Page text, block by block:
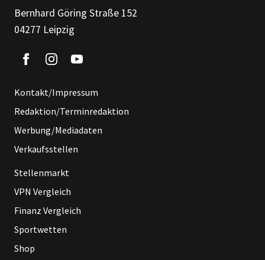
Bernhard Göring Straße 152
04277 Leipzig
Kontakt/Impressum
Redaktion/Terminredaktion
Werbung/Mediadaten
Verkaufsstellen
Stellenmarkt
VPN Vergleich
Finanz Vergleich
Sportwetten
Shop